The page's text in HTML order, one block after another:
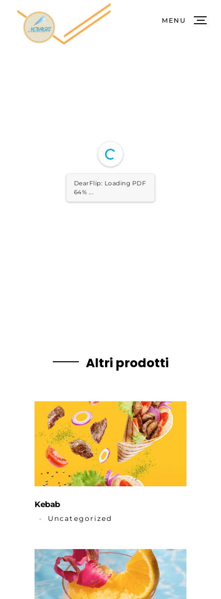
MENU
DearFlip: Loading PDF
64% ...
Altri prodotti
Kebab
Uncategorized